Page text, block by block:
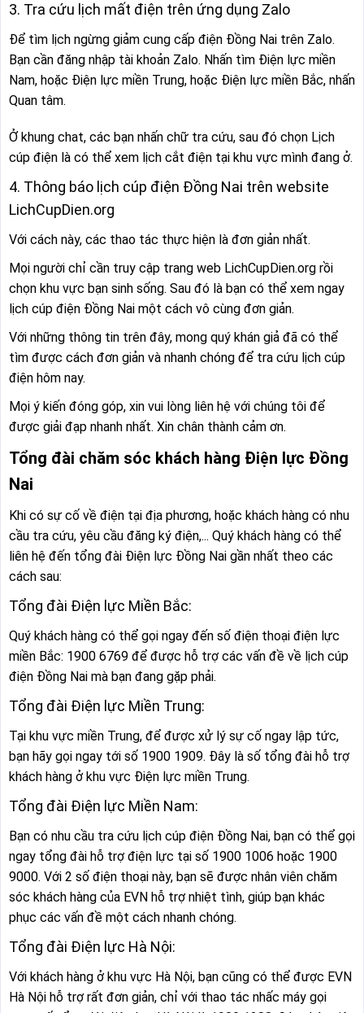
3. Tra cứu lịch mất điện trên ứng dụng Zalo
Để tìm lịch ngừng giảm cung cấp điện Đồng Nai trên Zalo.
Bạn cần đăng nhập tài khoản Zalo. Nhấn tìm Điện lực miền
Nam, hoặc Điện lực miền Trung, hoặc Điện lực miền Bắc, nhấn
Quan tâm.
Ở khung chat, các bạn nhấn chữ tra cứu, sau đó chọn Lịch
cúp điện là có thể xem lịch cắt điện tại khu vực mình đang ở.
4. Thông báo lịch cúp điện Đồng Nai trên website
LichCupDien.org
Với cách này, các thao tác thực hiện là đơn giản nhất.
Mọi người chỉ cần truy cập trang web LichCupDien.org rồi
chọn khu vực bạn sinh sống. Sau đó là bạn có thể xem ngay
lịch cúp điện Đồng Nai một cách vô cùng đơn giản.
Với những thông tin trên đây, mong quý khán giả đã có thể
tìm được cách đơn giản và nhanh chóng để tra cứu lịch cúp
điện hôm nay.
Mọi ý kiến đóng góp, xin vui lòng liên hệ với chúng tôi để
được giải đạp nhanh nhất. Xin chân thành cảm ơn.
Tổng đài chăm sóc khách hàng Điện lực Đồng
Nai
Khi có sự cố về điện tại địa phương, hoặc khách hàng có nhu
cầu tra cứu, yêu cầu đăng ký điện,... Quý khách hàng có thể
liên hệ đến tổng đài Điện lực Đồng Nai gần nhất theo các
cách sau:
Tổng đài Điện lực Miền Bắc:
Quý khách hàng có thể gọi ngay đến số điện thoại điện lực
miền Bắc: 1900 6769 để được hỗ trợ các vấn đề về lịch cúp
điện Đồng Nai mà bạn đang gặp phải.
Tổng đài Điện lực Miền Trung:
Tại khu vực miền Trung, để được xử lý sự cố ngay lập tức,
bạn hãy gọi ngay tới số 1900 1909. Đây là số tổng đài hỗ trợ
khách hàng ở khu vực Điện lực miền Trung.
Tổng đài Điện lực Miền Nam:
Bạn có nhu cầu tra cứu lịch cúp điện Đồng Nai, bạn có thể gọi
ngay tổng đài hỗ trợ điện lực tại số 1900 1006 hoặc 1900
9000. Với 2 số điện thoại này, bạn sẽ được nhân viên chăm
sóc khách hàng của EVN hỗ trợ nhiệt tình, giúp bạn khác
phục các vấn đề một cách nhanh chóng.
Tổng đài Điện lực Hà Nội:
Với khách hàng ở khu vực Hà Nội, bạn cũng có thể được EVN
Hà Nội hỗ trợ rất đơn giản, chỉ với thao tác nhấc máy gọi